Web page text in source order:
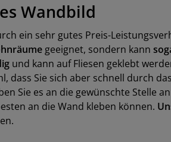
Wandbild
ein sehr gutes Preis-
geeignet, sondern kann
und kann auf Fliesen geklebt
dass Sie sich aber schnell durch das
Sie es an die gewünschte Stelle
an die Wand kleben können.